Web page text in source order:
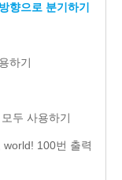
향으로 분기하기
하기
두 사용하기
100번 출력